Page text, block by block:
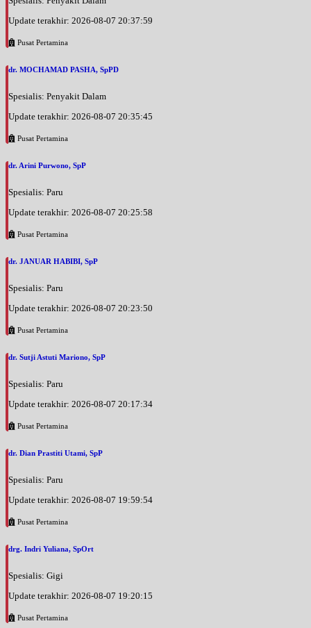
Update terakhir: 2026-08-07 20:37:59
Pusat Pertamina
dr. MOCHAMAD PASHA, SpPD
Spesialis: Penyakit Dalam
Update terakhir: 2026-08-07 20:35:45
Pusat Pertamina
dr. Arini Purwono, SpP
Spesialis: Paru
Update terakhir: 2026-08-07 20:25:58
Pusat Pertamina
dr. JANUAR HABIBI, SpP
Spesialis: Paru
Update terakhir: 2026-08-07 20:23:50
Pusat Pertamina
dr. Sutji Astuti Mariono, SpP
Spesialis: Paru
Update terakhir: 2026-08-07 20:17:34
Pusat Pertamina
dr. Dian Prastiti Utami, SpP
Spesialis: Paru
Update terakhir: 2026-08-07 19:59:54
Pusat Pertamina
drg. Indri Yuliana, SpOrt
Spesialis: Gigi
Update terakhir: 2026-08-07 19:20:15
Pusat Pertamina